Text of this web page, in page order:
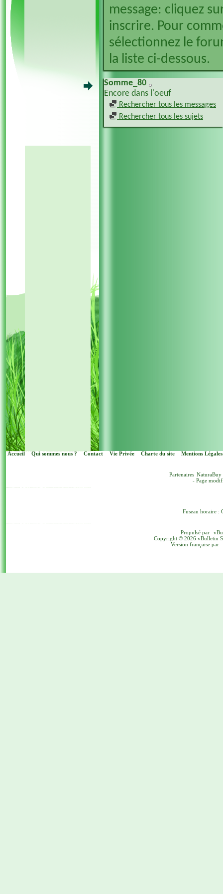
message: cliquez
inscrire. Pour
sélectionnez le
la liste ci-dessous.
Somme_80
Encore dans l'oeuf
Rechercher tous les messages
Rechercher tous les sujets
Accueil Qui sommes nous ? Contact Vie Privée Charte du site Mentions Légales
Partenaires NaturaBuy
- Page
Fuseau horaire :
Propulsé par
Copyright © 2026 vBulletin
Version française par